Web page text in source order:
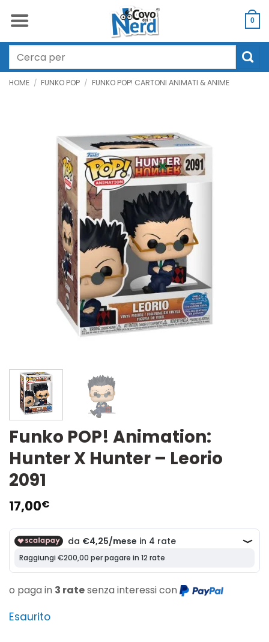
0
Cerca:
HOME / FUNKO POP / FUNKO POP! CARTONI ANIMATI & ANIME
Funko POP! Animation:
Hunter X Hunter – Leorio
2091
17,00€
o paga in 3 ratesenza interessi con
Esaurito